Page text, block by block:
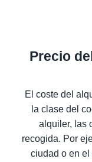
Precio
El coste del
la clase del
alquiler, las
recogida. Por
ciudad o en el